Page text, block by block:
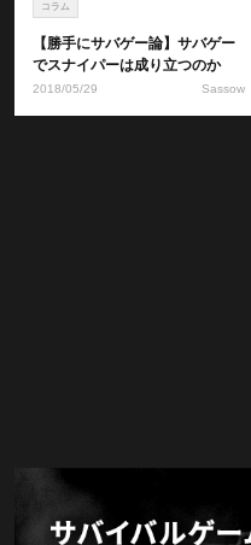
コラム
【勝手にサバゲー論】サバゲー
でスナイパーは成り立つのか
2018/05/29 Sassow